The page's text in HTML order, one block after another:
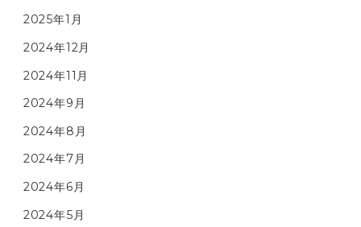
2025年1月
2024年12月
2024年11月
2024年9月
2024年8月
2024年7月
2024年6月
2024年5月